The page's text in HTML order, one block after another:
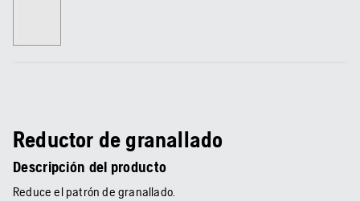
Reductor de granallado
Descripción del producto
Reduce el patrón de granallado.